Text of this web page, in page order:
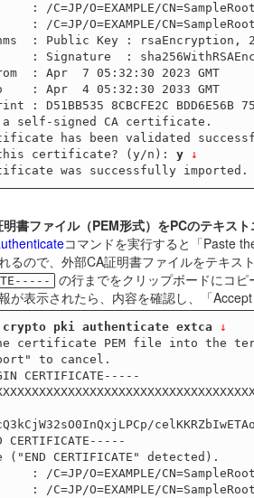
: /C=JP/O=EXAMPLE/
: /C=JP/O=EXAMPLE/
: Public Key : rsaEncryption,
: Apr  7 05:32:30 2023 GMT
: Apr  4 05:32:30 2033 GMT
: D51BB535 8CBCFE2C BDD6E56B
self-signed CA certificate.
has been validated
this certificate? (y/n): y
↓
書ファイル（PEM形式）をPCのテキス
コマンドを実行すると「Paste
るので、外部CA証明書ファイルをテキス
の行までをクリップボードにコ
が表示されたら、内容を確認し、「
crypto pki authenticate extca ↓
certificate PEM file into the
to cancel.
CERTIFICATE-----
CERTIFICATE-----
("END CERTIFICATE" detected).
: /C=JP/O=EXAMPLE/
: /C=JP/O=EXAMPLE/